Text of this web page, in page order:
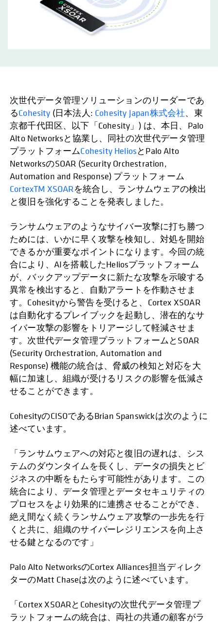
次世代データ管理ソリューションのリーダーであ
るCohesity (日本法人: Cohesity Japan株式会社、東
京都千代田区、以下「Cohesity」) は、本日、Palo
Alto Networksと協業し、同社の次世代データ管理
プラットフォームCohesity HeliosとPalo Alto
NetworksのSOAR (Security Orchestration,
Automation and Response) プラットフォーム
CortexTM XSOARを統合し、ランサムウェアの検出
と復旧を強化することを発表しました。
ランサムウェアのようなサイバー攻撃に打ち勝つ
ためには、いかに早く攻撃を検知し、対処を開始
できるかが重要なポイントになります。今回の統
合により、AIを搭載したHeliosプラットフォーム
が、バックアップデータに新たな攻撃を示唆する
異常を検出すると、自動アラートを作動させま
す。Cohesityから警告を受けると、Cortex XSOAR
は自動化するプレイブックを起動し、潜在的なサ
イバー攻撃の影響をトリアージして軽減させま
す。次世代データ管理プラットフォームとSOAR
(Security Orchestration, Automation and
Response) 機能の統合は、脅威の検知と対応を大
幅に加速し、組織が受けるリスクの影響を低減さ
せることができます。
CohesityのCISOであるBrian Spanswickは次のように
述べています。
「ランサムウェアへの対応と復旧の遅れは、シス
テムのダウンタイムを長くし、データの損失とビ
ジネスの中断をもたらす可能性があります。この
統合により、データ管理とデータセキュリティの
プロセスをより効果的に連携させることができ、
絶え間なく続くランサムウェア攻撃の一歩先を行
くと共に、組織のサイバーレジリエンスを向上さ
せる鍵となるのです」
Palo Alto NetworksのCortex Alliances担当ディレク
ターのMatt Chaseは次のように述べています。
「Cortex XSOARとCohesityの次世代データ管理プ
ラットフォームの統合は、両社の共通の顧客がラ